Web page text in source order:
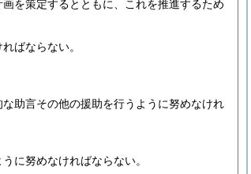
を策定するとともに、これを推進するため
ばならない。
助言その他の援助を行うように努めなけれ
に努めなければならない。